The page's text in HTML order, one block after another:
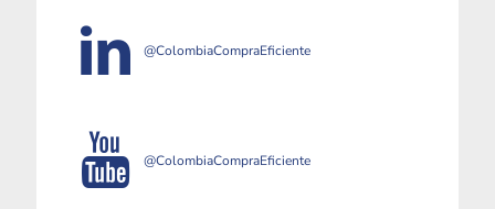
@ColombiaCompraEficiente
@ColombiaCompraEficiente